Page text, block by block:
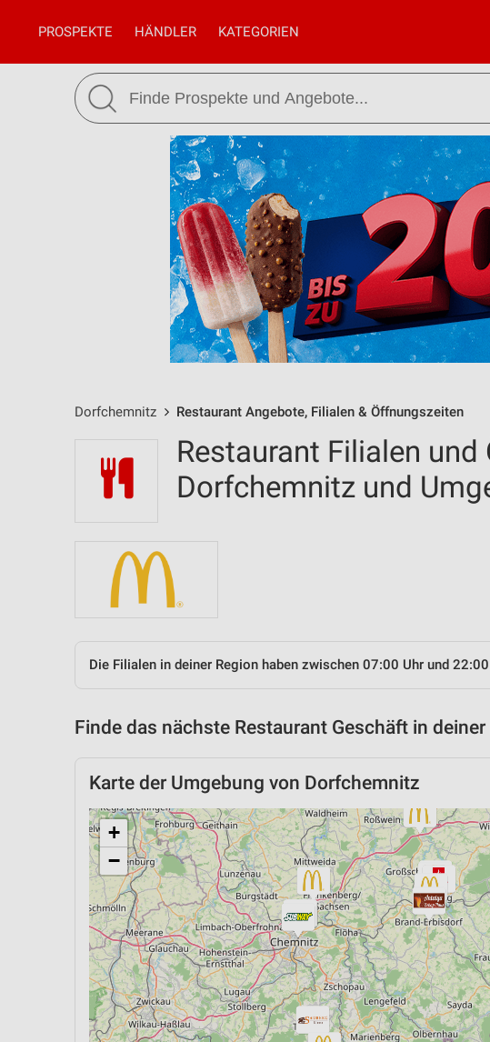
PROSPEKTE HÄNDLER KATEGORIEN
Dorfchemnitz Restaurant Angebote, Filialen & Öffnungszeiten
Restaurant Filialen
Dorfchemnitz und
Die Filialen in deiner Region haben zwischen 07:00 Uhr und
Finde das nächste Restaurant Geschäft in deiner
Karte der Umgebung von Dorfchemnitz
+
−